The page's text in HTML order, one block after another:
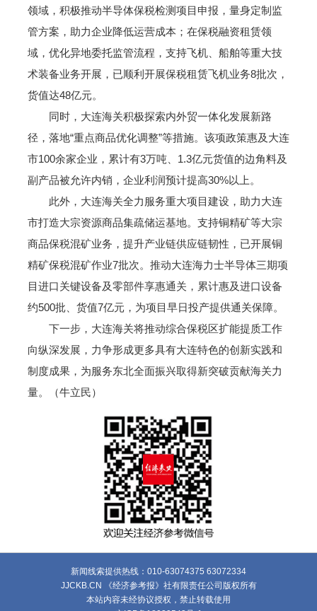
领域，积极推动半导体保税检测项目申报，量身定制监
管方案，助力企业降低运营成本；在保税融资租赁领
域，优化异地委托监管流程，支持飞机、船舶等重大技
术装备业务开展，已顺利开展保税租赁飞机业务8批次，
货值达48亿元。
同时，大连海关积极探索内外贸一体化发展新路
径，落地“重点商品优化调整”等措施。该项政策惠及大连
市100余家企业，累计有3万吨、1.3亿元货值的边角料及
副产品被允许内销，企业利润预计提高30%以上。
此外，大连海关全力服务重大项目建设，助力大连
市打造大宗资源商品集疏储运基地。支持铜精矿等大宗
商品保税混矿业务，提升产业链供应链韧性，已开展铜
精矿保税混矿作业7批次。推动大连海力士半导体三期项
目进口关键设备及零部件享惠通关，累计惠及进口设备
约500批、货值7亿元，为项目早日投产提供通关保障。
下一步，大连海关将推动综合保税区扩能提质工作
向纵深发展，力争形成更多具有大连特色的创新实践和
制度成果，为服务东北全面振兴取得新突破贡献海关力
量。（牛立民）
新闻线索提供热线：010-63074375 63072334
JJCKB.CN 《经济参考报》社有限责任公司版权所有
本站内容未经协议授权，禁止转载使用